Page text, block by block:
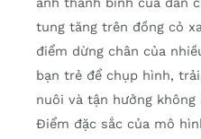
tung tăng trên đồng cỏ
điểm dừng chân của
bạn trẻ để chụp hình,
nuôi và tận hưởng không
Điểm đặc sắc của mô